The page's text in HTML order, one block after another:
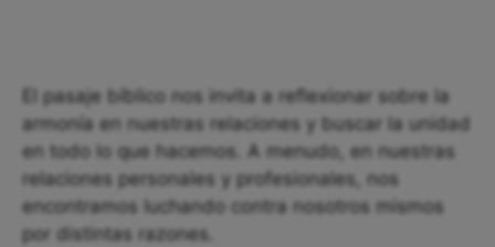
El pasaje bíblico nos invita a reflexionar sobre la
armonía en nuestras relaciones y buscar la unidad
en todo lo que hacemos. A menudo, en nuestras
relaciones personales y profesionales, nos
encontramos luchando contra nosotros mismos
por distintas razones.